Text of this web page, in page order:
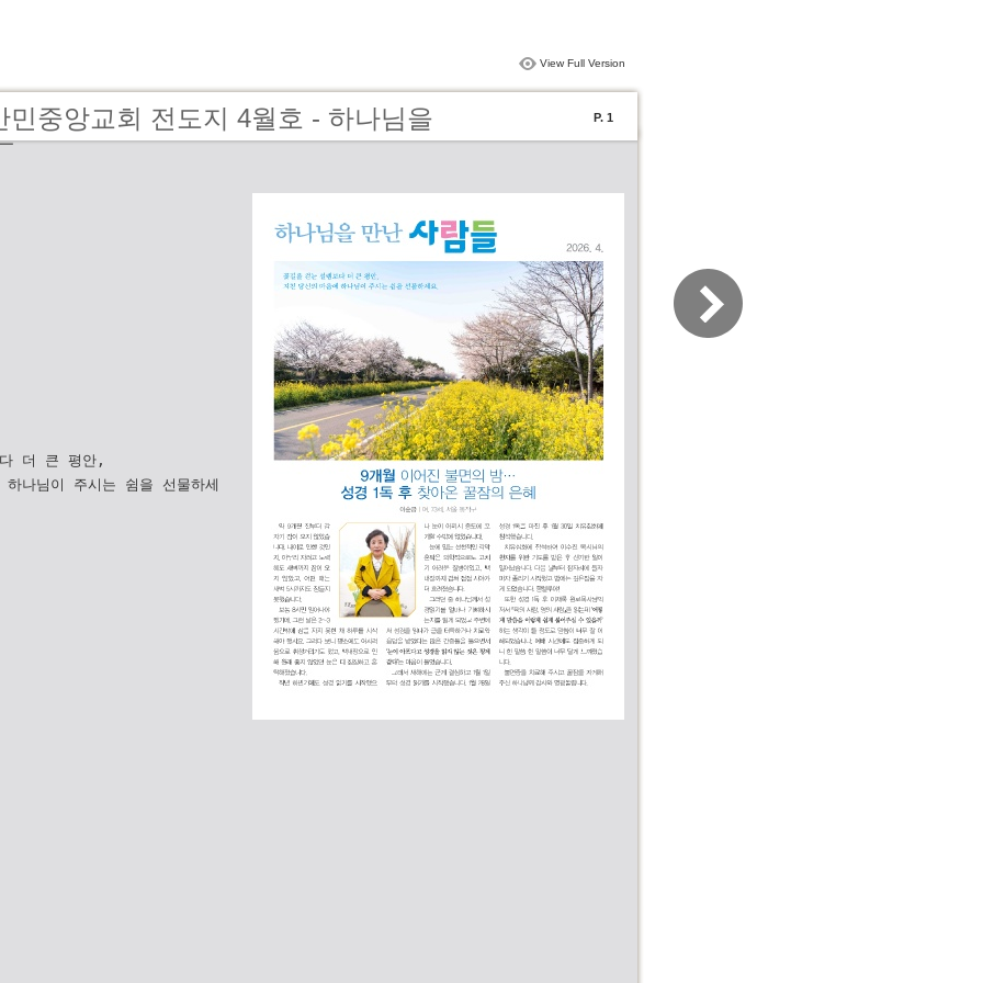
View Full Version
민중앙교회 전도지 4월호 - 하나님을
P. 1
더 큰 평안,
나님이 주시는 쉼을 선물하세